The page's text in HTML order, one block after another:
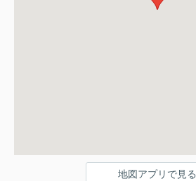
地図アプリで見る